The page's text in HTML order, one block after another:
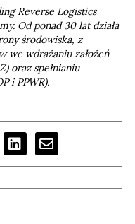
Reverse Logistics
Od ponad 30 lat działa
środowiska, z
we wdrażaniu założeń
oraz spełnianiu
i PPWR).